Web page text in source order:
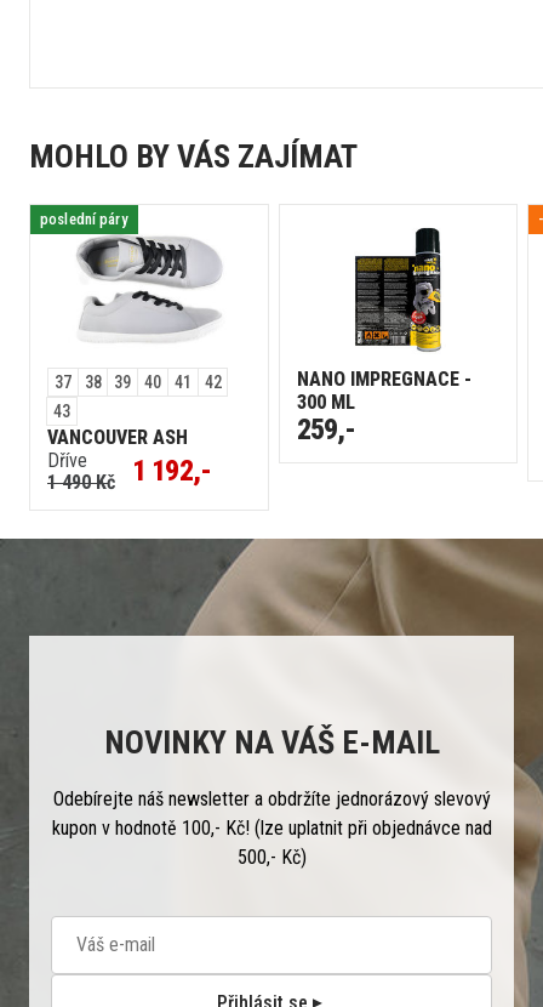
MOHLO BY VÁS ZAJÍMAT
poslední páry
37 38 39 40 41
42
43
VANCOUVER ASH
Dříve
1 490 Kč
1 192,-
NANO IMPREGNACE -
300 ML
259,-
NOVINKY NA VÁŠ E-MAIL
Odebírejte náš newsletter a obdržíte jednorázový slevový
kupon v hodnotě 100,- Kč! (lze uplatnit při objednávce nad
500,- Kč)